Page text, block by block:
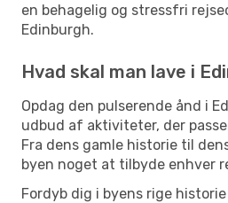
en behagelig og stressfri
Edinburgh.
Hvad skal man lave i
Opdag den pulserende ånd i
udbud af aktiviteter, der
Fra dens gamle historie til
byen noget at tilbyde enhver
Fordyb dig i byens rige